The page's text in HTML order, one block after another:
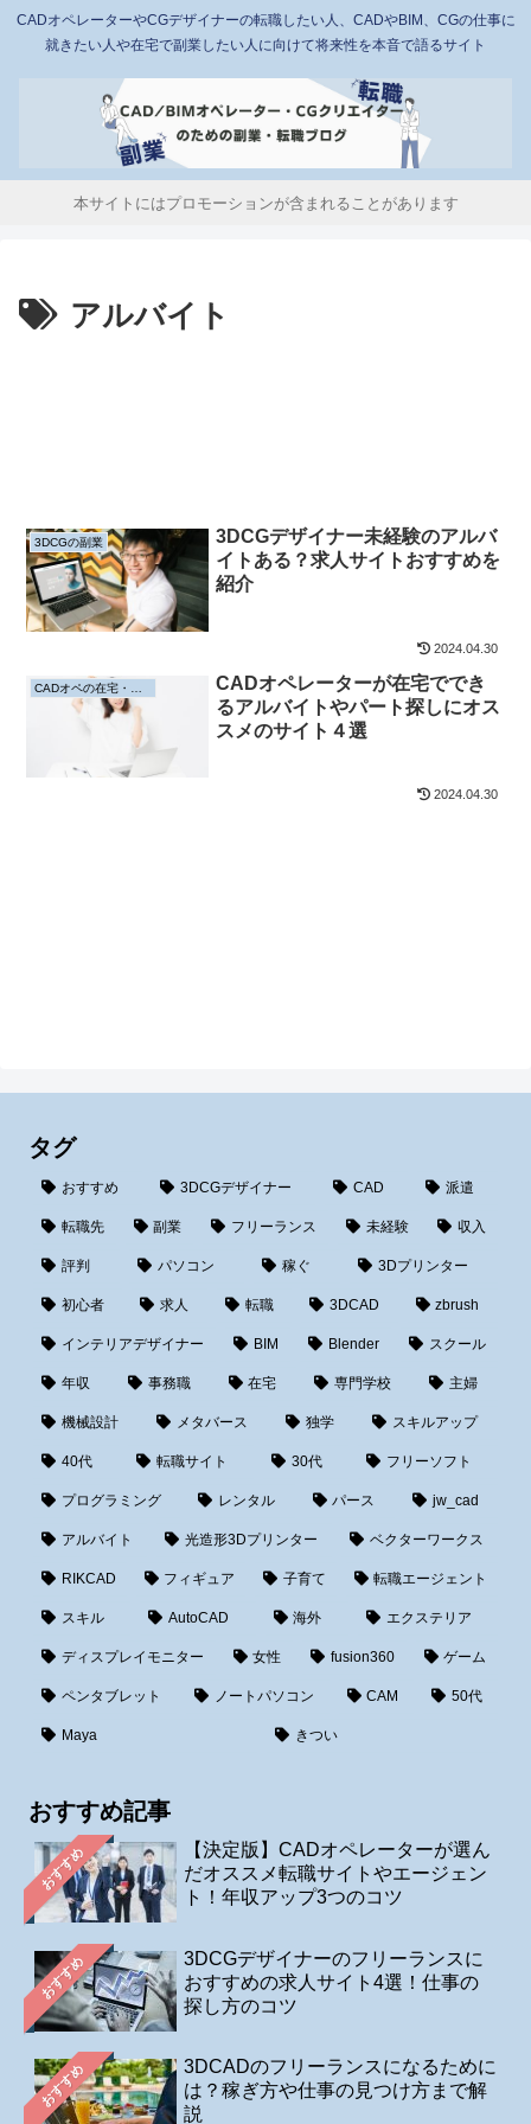
CADオペレーターやCGデザイナーの転職したい人、CADやBIM、CGの仕事に
就きたい人や在宅で副業したい人に向けて将来性を本音で語るサイト
本サイトにはプロモーションが含まれることがあります
アルバイト
3DCGの副業
3DCGデザイナー未経験のアルバ
イトある？求人サイトおすすめを
紹介
2024.04.30
CADオペの在宅・副業
CADオペレーターが在宅ででき
るアルバイトやパート探しにオス
スメのサイト４選
2024.04.30
タグ
おすすめ 3DCGデザイナー CAD 派遣
転職先 副業 フリーランス 未経験 収入
評判 パソコン 稼ぐ 3Dプリンター
初心者 求人 転職 3DCAD zbrush
インテリアデザイナー BIM Blender スクール
年収 事務職 在宅 専門学校 主婦
機械設計 メタバース 独学 スキルアップ
40代 転職サイト 30代 フリーソフト
プログラミング レンタル パース jw_cad
アルバイト 光造形3Dプリンター ベクターワークス
RIKCAD フィギュア 子育て 転職エージェント
スキル AutoCAD 海外 エクステリア
ディスプレイモニター 女性 fusion360 ゲーム
ペンタブレット ノートパソコン CAM 50代
Maya きつい
おすすめ記事
おすすめ
【決定版】CADオペレーターが選ん
だオススメ転職サイトやエージェン
ト！年収アップ3つのコツ
おすすめ
3DCGデザイナーのフリーランスに
おすすめの求人サイト4選！仕事の
探し方のコツ
おすすめ
3DCADのフリーランスになるために
は？稼ぎ方や仕事の見つけ方まで解
説